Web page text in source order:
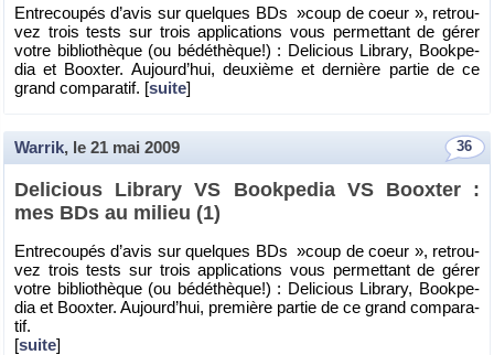
En­tre­cou­pés d’avis sur quelques BDs »coup de coeur », re­trou­
vez trois tests sur trois ap­pli­ca­tions vous per­met­tant de gérer
votre bi­blio­thèque (ou bé­dé­thèque!) : De­li­cious Li­brary, Book­pe­
dia et Boox­ter. Au­jour­d’hui, deuxième et der­nière par­tie de ce
grand com­pa­ra­tif. [suite]
36
Warrik, le 21 mai 2009
De­li­cious Li­brary VS Book­pe­dia VS Boox­ter :
mes BDs au mi­lieu (1)
En­tre­cou­pés d’avis sur quelques BDs »coup de coeur », re­trou­
vez trois tests sur trois ap­pli­ca­tions vous per­met­tant de gérer
votre bi­blio­thèque (ou bé­dé­thèque!) : De­li­cious Li­brary, Book­pe­
dia et Boox­ter. Au­jour­d’hui, pre­mière par­tie de ce grand com­pa­ra­
tif.
[suite]